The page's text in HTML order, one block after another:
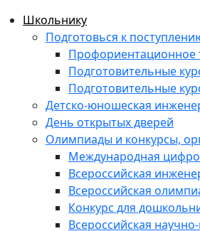
Школьнику
Подготовься к
Профориентационное
Подготовительные
Подготовительные
Детско-юношеская
День открытых дверей
Олимпиады и конкурсы,
Международная
Всероссийская
Всероссийская
Конкурс для
Всероссийская